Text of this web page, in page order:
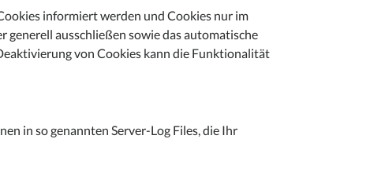
informiert werden und Cookies nur im
generell ausschließen sowie das automatische
von Cookies kann die Funktionalität
in so genannten Server-Log Files, die Ihr